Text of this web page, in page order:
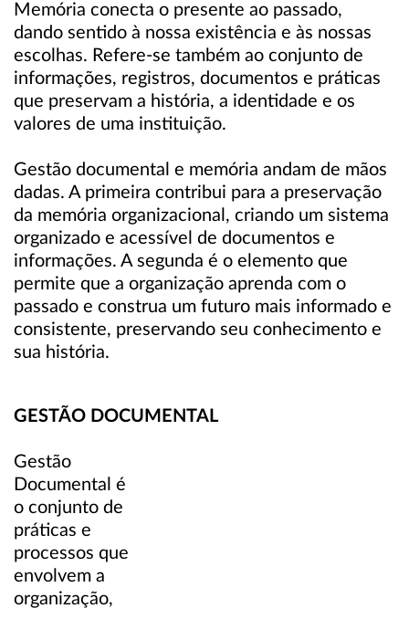
Memória conecta o presente ao passado,
dando sentido à nossa existência e às nossas
escolhas. Refere-se também ao conjunto de
informações, registros, documentos e práticas
que preservam a história, a identidade e os
valores de uma instituição.
Gestão documental e memória andam de mãos
dadas. A primeira contribui para a preservação
da memória organizacional, criando um sistema
organizado e acessível de documentos e
informações. A segunda é o elemento que
permite que a organização aprenda com o
passado e construa um futuro mais informado e
consistente, preservando seu conhecimento e
sua história.
GESTÃO DOCUMENTAL
Gestão
Documental é
o conjunto de
práticas e
processos que
envolvem a
organização,